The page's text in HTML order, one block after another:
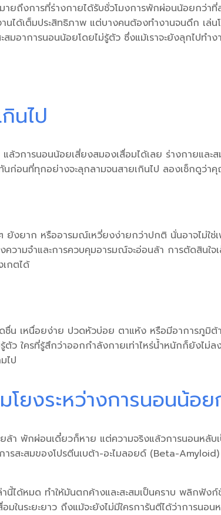
ยถึงการที่ร่างกายได้รับชั่วโมงการพักผ่อนน้อยกว่า
ได้เต็มประสิทธิภาพ แต่บางคนต้องทำงานจนดึก เ
อาการนอนน้อยโดยไม่รู้ตัว ซึ่งแม้เราจะยังลุกไปทำ
นไป
แล้วการนอนน้อยเสี่ยงสมองเสื่อมได้เลย ร่างกายแล
ก่อนที่ทุกอย่างจะลุกลามจนสายเกินไป ลองเช็กดูว่า
ยังยาก หรืออารมณ์เหวี่ยงง่ายกว่าปกติ นั่นอาจไม่ใ
วามจำและการควบคุมอารมณ์จะอ่อนล้า การตัดสิน
กตได้
เหนื่อยง่าย ปวดหัวบ่อย ตาแห้ง หรือมีอาการภูมิต้
ใครที่รู้สึกว่าออกกำลังกายเท่าไหร่น้ำหนักก็ยังไม่ล
ไป
โยงระหว่างการนอนน้อ
ล้า พักผ่อนเดี๋ยวก็หาย แต่ความจริงแล้วการนอนหลับ
รสะสมของโปรตีนเบต้า-อะไมลอยด์ (Beta-
นี้ได้หมด ทำให้มันตกค้างและสะสมเป็นคราบ พลิกฟั
อมในระยะยาว ถึงแม้จะยังไม่มีใครการันตีได้ว่าการนอน